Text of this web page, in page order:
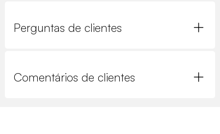
Perguntas de clientes
Comentários de clientes